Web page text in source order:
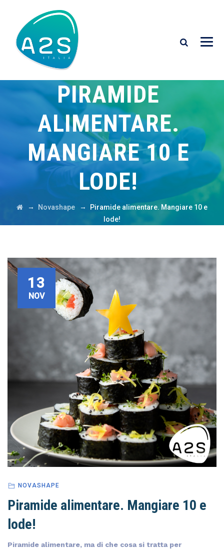
PIRAMIDE
ALIMENTARE.
MANGIARE 10 E
LODE!
→ Novashape →
Piramide alimentare. Mangiare 10 e
lode!
13
NOV
NOVASHAPE
Piramide alimentare. Mangiare 10 e
lode!
Piramide alimentare, ma di che cosa si tratta per